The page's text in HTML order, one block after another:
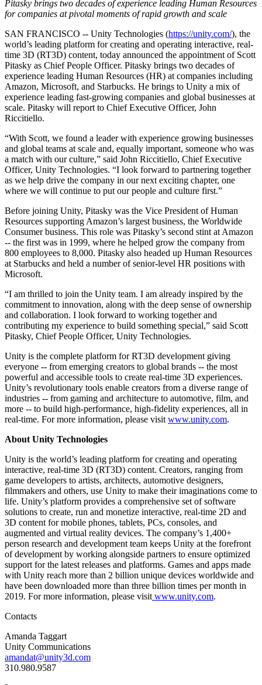
Informations post-lancement et opérations de jeu en direct
Développez
Acquisition de nouveaux joueurs
Faites-vous découvrir et acquérez des utilisateurs mobiles
Achats intégrés
Gérer IAP entre les magasins et D2C
Monétisation
Connectez les joueurs avec les bons jeux
Faites de la publicité avec Unity
Monétisez avec Unity
Cas d’utilisation
Jeux mobiles
Créez et développez des succès mobiles avec Unity
Jeux indépendants
Lancez de grands jeux avec de petites équipes
Jeux XR
Lancez des jeux XR sur plusieurs plateformes
Jeux multijoueur
Simplifiez le développement de jeux multijoueurs
Transformer les expériences en magasin en expériences en ligne
Automobile
Stimulez l'innovation et les expériences en voiture
Voir toutes les industries
Informations
Études de cas
Histoires de succès dans le monde réel
Guides des meilleures pratiques
Conseils et astuces d'experts
Démos
Démos, échantillons et éléments de base
Nouveautés
Blog
Mises à jour, informations et conseils techniques
Actualités
Actualités, histoires et centre de presse
Rejoignez les développeurs, créateurs et initiés
Unity Awards
Célébration des créateurs Unity dans le monde entier
Conseils pratiques et meilleures pratiques
Formation
Pour les étudiants
Démarrez votre carrière
Pour les enseignants
Boostez votre enseignement
Licence d'enseignement subventionnée
Apportez la puissance de Unity à votre institution
Certifications
Prouvez votre maîtrise de Unity
Pitasky brings two decades of experience leading Human Resources
for companies at pivotal moments of rapid growth and scale
SAN FRANCISCO -- Unity Technologies (https://unity.com/), the
world’s leading platform for creating and operating interactive, real-
time 3D (RT3D) content, today announced the appointment of Scott
Pitasky as Chief People Officer. Pitasky brings two decades of
experience leading Human Resources (HR) at companies including
Amazon, Microsoft, and Starbucks. He brings to Unity a mix of
experience leading fast-growing companies and global businesses at
scale. Pitasky will report to Chief Executive Officer, John
Riccitiello.
“With Scott, we found a leader with experience growing businesses
and global teams at scale and, equally important, someone who was
a match with our culture,” said John Riccitiello, Chief Executive
Officer, Unity Technologies. “I look forward to partnering together
as we help drive the company in our next exciting chapter, one
where we will continue to put our people and culture first.”
Before joining Unity, Pitasky was the Vice President of Human
Resources supporting Amazon’s largest business, the Worldwide
Consumer business. This role was Pitasky’s second stint at Amazon
-- the first was in 1999, where he helped grow the company from
800 employees to 8,000. Pitasky also headed up Human Resources
at Starbucks and held a number of senior-level HR positions with
Microsoft.
“I am thrilled to join the Unity team. I am already inspired by the
commitment to innovation, along with the deep sense of ownership
and collaboration. I look forward to working together and
contributing my experience to build something special,” said Scott
Pitasky, Chief People Officer, Unity Technologies.
Unity is the complete platform for RT3D development giving
everyone -- from emerging creators to global brands -- the most
powerful and accessible tools to create real-time 3D experiences.
Unity’s revolutionary tools enable creators from a diverse range of
industries -- from gaming and architecture to automotive, film, and
more -- to build high-performance, high-fidelity experiences, all in
real-time. For more information, please visit www.unity.com.
About Unity Technologies
Unity is the world’s leading platform for creating and operating
interactive, real-time 3D (RT3D) content. Creators, ranging from
game developers to artists, architects, automotive designers,
filmmakers and others, use Unity to make their imaginations come to
life. Unity’s platform provides a comprehensive set of software
solutions to create, run and monetize interactive, real-time 2D and
3D content for mobile phones, tablets, PCs, consoles, and
augmented and virtual reality devices. The company’s 1,400+
person research and development team keeps Unity at the forefront
of development by working alongside partners to ensure optimized
support for the latest releases and platforms. Games and apps made
with Unity reach more than 2 billion unique devices worldwide and
have been downloaded more than three billion times per month in
2019. For more information, please visit www.unity.com.
Contacts
Amanda Taggart
Unity Communications
amandat@unity3d.com
310.980.9587